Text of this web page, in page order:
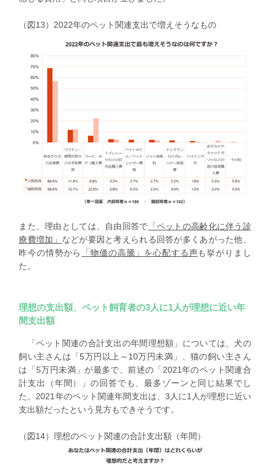
（図13）2022年のペット関連支出で増えそうなもの
また、理由としては、自由回答で 「ペットの高齢化に伴う診
療費増加」 などが要因と考えられる回答が多くあがった他、
昨今の情勢から
「物価の高騰」を心配する声も挙がりまし
た。
理想の支出額、ペット飼育者の3人に1人が理想に近い年
間支出額
「ペット関連の合計支出の年間理想額」 については、犬の
飼い主さんは「5万円以上～10万円未満」 、猫の飼い主さん
は「5万円未満」が最多で、前述の「2021年のペット関連合
計支出（年間）」の回答でも、最多ゾーンと同じ結果でし
た。2021年のペット関連年間支出は、3人に1人が理想に近い
支出額だったという見方もできそうです。
（図14）理想のペット関連の合計支出額（年間）